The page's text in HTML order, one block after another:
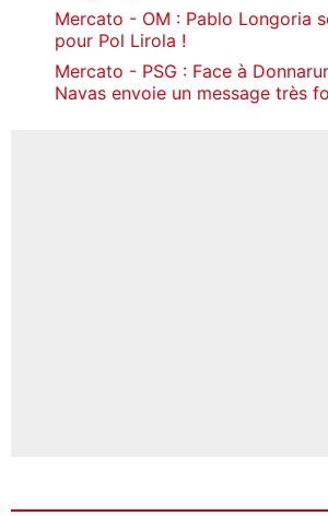
Mercato - OM : Pablo Longoria
pour Pol Lirola !
Mercato - PSG : Face à
Navas envoie un message très